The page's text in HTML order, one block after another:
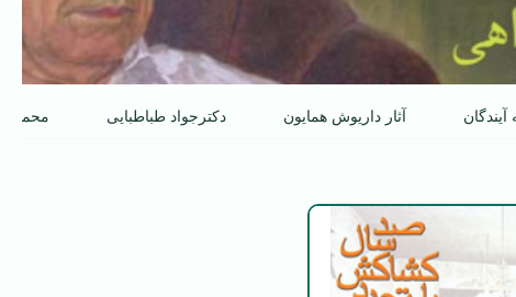
آیندگان آثار داریوش همایون دکترجواد طباطبایی